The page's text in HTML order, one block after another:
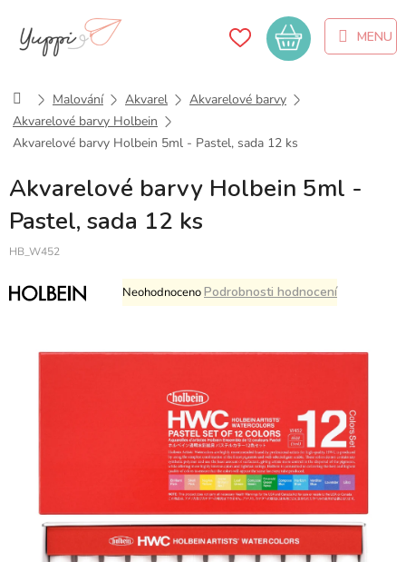
obsah
Nákupní
košík
DomůMalování Akvarel
Akvarelové barvy
Akvarelové barvy Holbein
Akvarelové barvy Holbein 5ml - Pastel, sada 12 ks
Akvarelové barvy Holbein 5ml -
Pastel, sada 12 ks
HB_W452
Průměrné
hodnocení
0,0
hvězdiček.
NeohodnocenoPodrobnosti hodnocení